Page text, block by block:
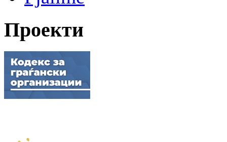
Проекти